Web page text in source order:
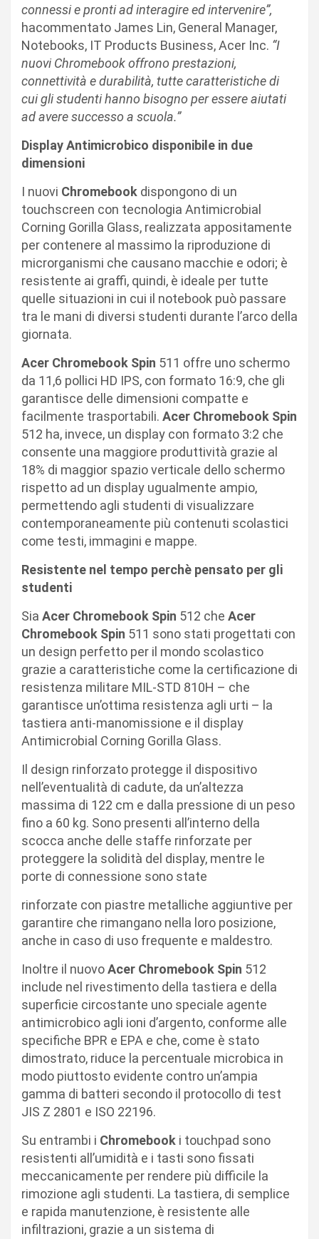
connessi e pronti ad interagire ed intervenire”,
hacommentato James Lin, General Manager,
Notebooks, IT Products Business, Acer Inc. “I
nuovi Chromebook offrono prestazioni,
connettività e durabilità, tutte caratteristiche di
cui gli studenti hanno bisogno per essere aiutati
ad avere successo a scuola.”
Display Antimicrobico disponibile in due
dimensioni
I nuovi Chromebook dispongono di un
touchscreen con tecnologia Antimicrobial
Corning Gorilla Glass, realizzata appositamente
per contenere al massimo la riproduzione di
microrganismi che causano macchie e odori; è
resistente ai graffi, quindi, è ideale per tutte
quelle situazioni in cui il notebook può passare
tra le mani di diversi studenti durante l’arco della
giornata.
Acer Chromebook Spin 511 offre uno schermo
da 11,6 pollici HD IPS, con formato 16:9, che gli
garantisce delle dimensioni compatte e
facilmente trasportabili. Acer Chromebook Spin
512 ha, invece, un display con formato 3:2 che
consente una maggiore produttività grazie al
18% di maggior spazio verticale dello schermo
rispetto ad un display ugualmente ampio,
permettendo agli studenti di visualizzare
contemporaneamente più contenuti scolastici
come testi, immagini e mappe.
Resistente nel tempo perchè pensato per gli
studenti
Sia Acer Chromebook Spin 512 che Acer
Chromebook Spin 511 sono stati progettati con
un design perfetto per il mondo scolastico
grazie a caratteristiche come la certificazione di
resistenza militare MIL-STD 810H – che
garantisce un’ottima resistenza agli urti – la
tastiera anti-manomissione e il display
Antimicrobial Corning Gorilla Glass.
Il design rinforzato protegge il dispositivo
nell’eventualità di cadute, da un’altezza
massima di 122 cm e dalla pressione di un peso
fino a 60 kg. Sono presenti all’interno della
scocca anche delle staffe rinforzate per
proteggere la solidità del display, mentre le
porte di connessione sono state
rinforzate con piastre metalliche aggiuntive per
garantire che rimangano nella loro posizione,
anche in caso di uso frequente e maldestro.
Inoltre il nuovoAcer Chromebook Spin 512
include nel rivestimento della tastiera e della
superficie circostante uno speciale agente
antimicrobico agli ioni d’argento, conforme alle
specifiche BPR e EPA e che, come è stato
dimostrato, riduce la percentuale microbica in
modo piuttosto evidente contro un’ampia
gamma di batteri secondo il protocollo di test
JIS Z 2801 e ISO 22196.
Su entrambi i Chromebook i touchpad sono
resistenti all’umidità e i tasti sono fissati
meccanicamente per rendere più difficile la
rimozione agli studenti. La tastiera, di semplice
e rapida manutenzione, è resistente alle
infiltrazioni, grazie a un sistema di